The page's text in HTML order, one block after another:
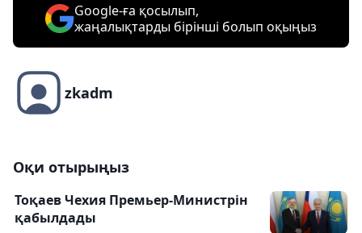
Google-ға қосылып,
жаңалықтарды бірінші болып оқыңыз
zkadm
Оқи отырыңыз
Тоқаев Чехия Премьер-Министрін
қабылдады